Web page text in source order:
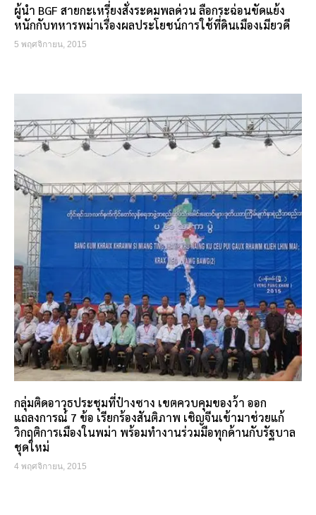
ผู้นำ BGF สายกะเหรี่ยงสั่งระดมพลด่วน ลือกระฉ่อนขัดแย้ง
หนักกับทหารพม่าเรื่องผลประโยชน์การใช้ที่ดินเมืองเมียวดี
5 พฤศจิกายน, 2015
กลุ่มติดอาวุธประชุมที่ป๋างซาง เขตควบคุมของว้า ออก
แถลงการณ์ 7 ข้อ เรียกร้องสันติภาพ เชิญจีนเข้ามาช่วยแก้
วิกฤติการเมืองในพม่า พร้อมทำงานร่วมมือทุกด้านกับรัฐบาล
ชุดใหม่
4 พฤศจิกายน, 2015